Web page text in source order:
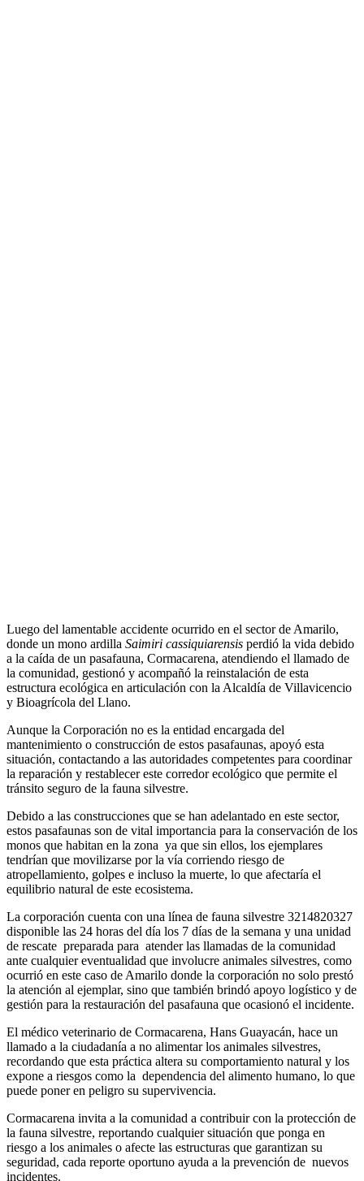
Luego del lamentable accidente ocurrido en el sector de Amarilo,
donde un mono ardilla Saimiri cassiquiarensis perdió la vida debido
a la caída de un pasafauna, Cormacarena, atendiendo el llamado de
la comunidad, gestionó y acompañó la reinstalación de esta
estructura ecológica en articulación con la Alcaldía de Villavicencio
y Bioagrícola del Llano.
Aunque la Corporación no es la entidad encargada del
mantenimiento o construcción de estos pasafaunas, apoyó esta
situación, contactando a las autoridades competentes para coordinar
la reparación y restablecer este corredor ecológico que permite el
tránsito seguro de la fauna silvestre.
Debido a las construcciones que se han adelantado en este sector,
estos pasafaunas son de vital importancia para la conservación de los
monos que habitan en la zona ya que sin ellos, los ejemplares
tendrían que movilizarse por la vía corriendo riesgo de
atropellamiento, golpes e incluso la muerte, lo que afectaría el
equilibrio natural de este ecosistema.
La corporación cuenta con una línea de fauna silvestre 3214820327
disponible las 24 horas del día los 7 días de la semana y una unidad
de rescate preparada para atender las llamadas de la comunidad
ante cualquier eventualidad que involucre animales silvestres, como
ocurrió en este caso de Amarilo donde la corporación no solo prestó
la atención al ejemplar, sino que también brindó apoyo logístico y de
gestión para la restauración del pasafauna que ocasionó el incidente.
El médico veterinario de Cormacarena, Hans Guayacán, hace un
llamado a la ciudadanía a no alimentar los animales silvestres,
recordando que esta práctica altera su comportamiento natural y los
expone a riesgos como la dependencia del alimento humano, lo que
puede poner en peligro su supervivencia.
Cormacarena invita a la comunidad a contribuir con la protección de
la fauna silvestre, reportando cualquier situación que ponga en
riesgo a los animales o afecte las estructuras que garantizan su
seguridad, cada reporte oportuno ayuda a la prevención de nuevos
incidentes.